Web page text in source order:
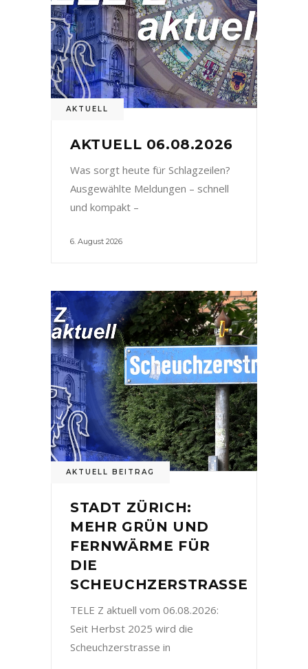
AKTUELL
AKTUELL 06.08.2026
Was sorgt heute für Schlagzeilen?
Ausgewählte Meldungen – schnell
und kompakt –
6. August 2026
AKTUELL BEITRAG
STADT ZÜRICH:
MEHR GRÜN UND
FERNWÄRME FÜR
DIE
SCHEUCHZERSTRASSE
TELE Z aktuell vom 06.08.2026:
Seit Herbst 2025 wird die
Scheuchzerstrasse in